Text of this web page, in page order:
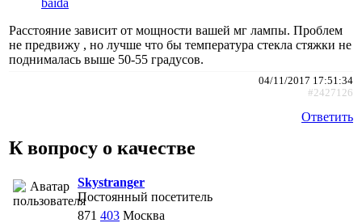
Расстояние зависит от мощности вашей мг лампы. Проблем
не предвижу , но лучше что бы температура стекла стяжки не
поднималась выше 50-55 градусов.
04/11/2017 17:51:34
#2427126
Ответить
К вопросу о качестве
Skystranger
Постоянный посетитель
871 403 Москва